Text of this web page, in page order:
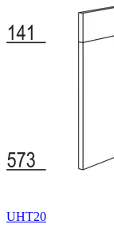
UHT20